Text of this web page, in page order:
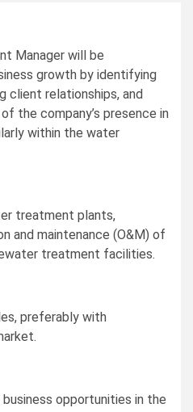
Manager will be
growth by identifying
client relationships, and
the company’s presence in
within the water
treatment plants,
and maintenance (O&M) of
treatment facilities.
preferably with
opportunities in the